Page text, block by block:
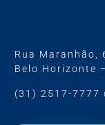
Rua Maranhão,
Belo Horizonte
(31) 2517-7777